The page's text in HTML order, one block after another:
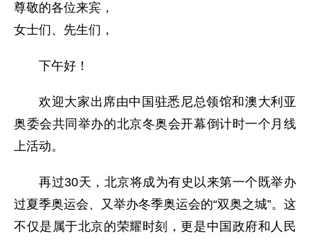
尊敬的各位来宾，
女士们、先生们，
下午好！
欢迎大家出席由中国驻悉尼总领馆和澳大利亚
奥委会共同举办的北京冬奥会开幕倒计时一个月线
上活动。
再过30天，北京将成为有史以来第一个既举办
过夏季奥运会、又举办冬季奥运会的“双奥之城”。这
不仅是属于北京的荣耀时刻，更是中国政府和人民